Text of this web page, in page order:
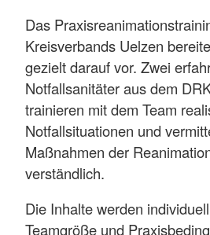
Das
Kreisverbands Uelzen
gezielt darauf vor. Zwei
Notfallsanitäter aus dem
trainieren mit dem Team
Notfallsituationen und
Maßnahmen der
verständlich.
Die Inhalte werden
Teamgröße und